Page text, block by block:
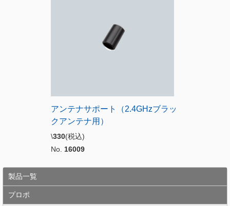
アンテナサポート（2.4GHzブラッ
クアンテナ用）
\330(税込)
No. 16009
製品一覧
プロポ